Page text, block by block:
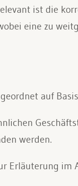
ist die
eine zu
auf
werden.
Erläuterung im